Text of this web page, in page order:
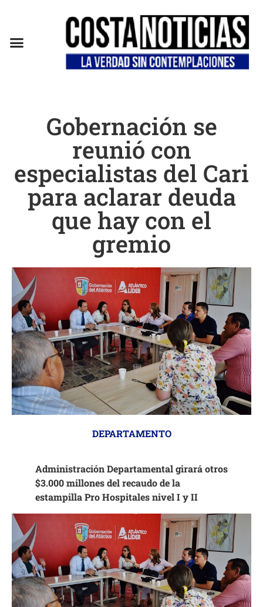
Gobernación se
reunió con
especialistas del Cari
para aclarar deuda
que hay con el
gremio
DEPARTAMENTO
Administración Departamental girará otros
$3.000 millones del recaudo de la
estampilla Pro Hospitales nivel I y II